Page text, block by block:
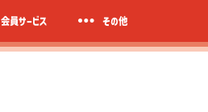
会員サービス その他